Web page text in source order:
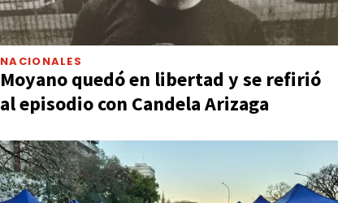
NACIONALES
Moyano quedó en libertad y se refirió
al episodio con Candela Arizaga